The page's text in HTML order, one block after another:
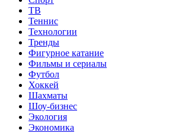
ТВ
Теннис
Технологии
Тренды
Фигурное катание
Фильмы и сериалы
Футбол
Хоккей
Шахматы
Шоу-бизнес
Экология
Экономика